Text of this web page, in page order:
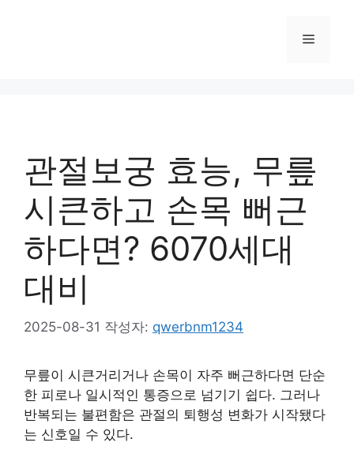
메
관절보궁 효능, 무릎
시큰하고 손목 뻐근
하다면? 6070세대
대비
2025-08-31 작성자: qwerbnm1234
무릎이 시큰거리거나 손목이 자주 뻐근하다면 단순
한 피로나 일시적인 통증으로 넘기기 쉽다. 그러나
반복되는 불편함은 관절의 퇴행성 변화가 시작됐다
는 신호일 수 있다.